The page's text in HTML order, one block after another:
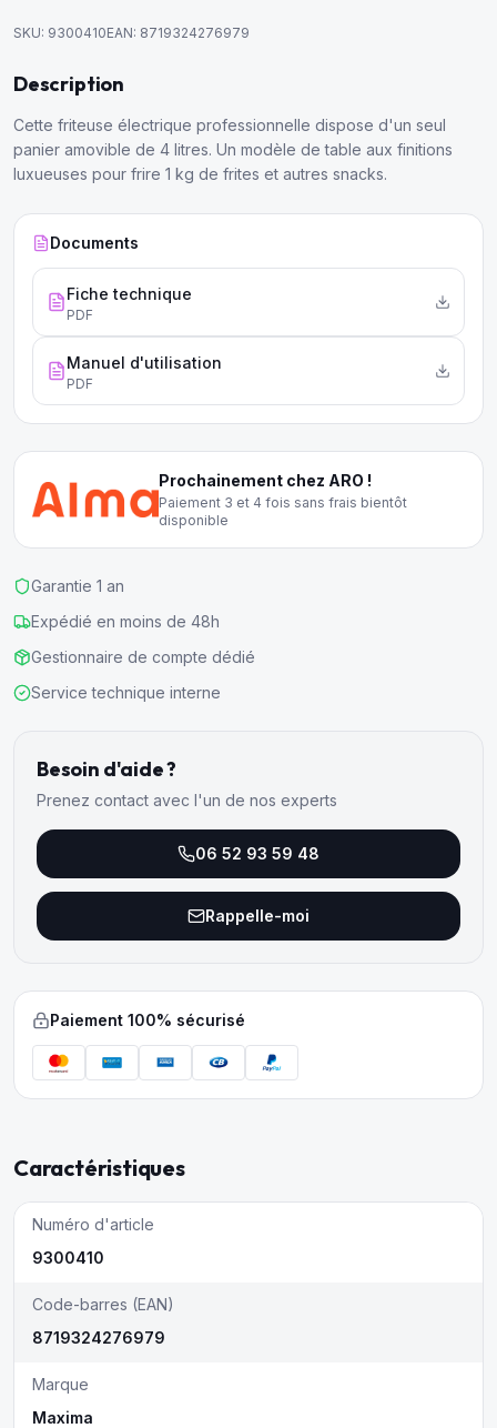
SKU: 9300410EAN: 8719324276979
Description
Cette friteuse électrique professionnelle dispose d'un seul
panier amovible de 4 litres. Un modèle de table aux finitions
luxueuses pour frire 1 kg de frites et autres snacks.
Documents
Fiche technique
PDF
Manuel d'utilisation
PDF
Prochainement chez ARO !
Paiement 3 et 4 fois sans frais bientôt
disponible
Garantie 1 an
Expédié en moins de 48h
Gestionnaire de compte dédié
Service technique interne
Besoin d'aide ?
Prenez contact avec l'un de nos experts
06 52 93 59 48
Rappelle-moi
Paiement 100% sécurisé
Caractéristiques
Numéro d'article
9300410
Code-barres (EAN)
8719324276979
Marque
Maxima